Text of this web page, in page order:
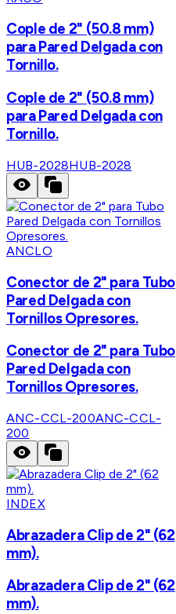
Cople de 2" (50.8 mm)
para Pared Delgada con
Tornillo.
Cople de 2" (50.8 mm)
para Pared Delgada con
Tornillo.
HUB-2028HUB-2028
ANCLO
Conector de 2" para Tubo
Pared Delgada con
Tornillos Opresores.
Conector de 2" para Tubo
Pared Delgada con
Tornillos Opresores.
ANC-CCL-200ANC-CCL-
200
INDEX
Abrazadera Clip de 2" (62
mm).
Abrazadera Clip de 2" (62
mm).